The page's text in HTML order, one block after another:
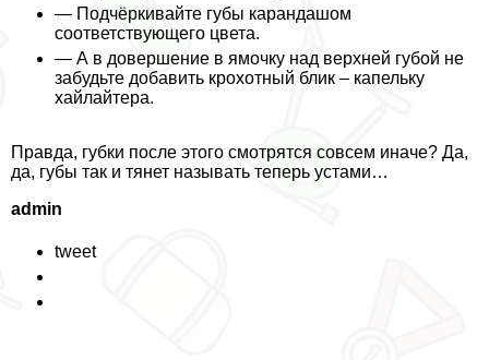
— Подчёркивайте губы карандашом
соответствующего цвета.
— А в довершение в ямочку над верхней губой не
забудьте добавить крохотный блик – капельку
хайлайтера.
Правда, губки после этого смотрятся совсем иначе? Да,
да, губы так и тянет называть теперь устами…
admin
tweet